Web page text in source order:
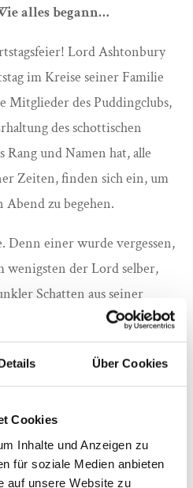
Über Cookies
Cookies
Inhalte und Anzeigen zu
für soziale Medien anbieten
auf unsere Website zu
alles begann…
Lord Ashtonbury
im Kreise seiner Familie
Mitglieder des Puddingclubs,
des schottischen
Rang und Namen hat, alle
Zeiten, finden sich ein, um
zu begehen.
Denn einer wurde vergessen,
wenigsten der Lord selber,
Schatten aus seiner
nehmen will und einen
Lord Ashtonbury und seine
legt.
Ausflug in die Krimizeit